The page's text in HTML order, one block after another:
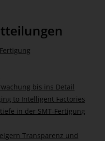
bis ins Detail
to Intelligent Factories
in der SMT-Fertigung
Transparenz und